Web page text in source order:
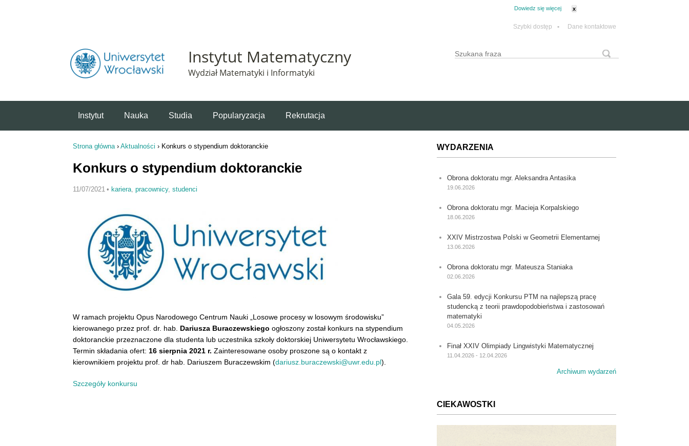
Dowiedz się więcej x
Szybki dostęp • Dane kontaktowe
Instytut Matematyczny
Wydział Matematyki i Informatyki
Formularz wyszukiwania
Wyszukaj
Instytut Nauka Studia Popularyzacja Rekrutacja
Strona główna› Aktualności › Konkurs o stypendium doktoranckie
Konkurs o stypendium doktoranckie
11/07/2021 • kariera, pracownicy, studenci
W ramach projektu Opus Narodowego Centrum Nauki „Losowe procesy w losowym środowisku”
kierowanego przez prof. dr. hab. Dariusza Buraczewskiego ogłoszony został konkurs na stypendium
doktoranckie przeznaczone dla studenta lub uczestnika szkoły doktorskiej Uniwersytetu Wrocławskiego.
Termin składania ofert: 16 sierpnia 2021 r. Zainteresowane osoby proszone są o kontakt z
kierownikiem projektu prof. dr hab. Dariuszem Buraczewskim (dariusz.buraczewski@uwr.edu.pl).
Szczegóły konkursu
WYDARZENIA
Obrona doktoratu mgr. Aleksandra Antasika
19.06.2026
Obrona doktoratu mgr. Macieja Korpalskiego
18.06.2026
XXIV Mistrzostwa Polski w Geometrii Elementarnej
13.06.2026
Obrona doktoratu mgr. Mateusza Staniaka
02.06.2026
Gala 59. edycji Konkursu PTM na najlepszą pracę
studencką z teorii prawdopodobieństwa i zastosowań
matematyki
04.05.2026
Finał XXIV Olimpiady Lingwistyki Matematycznej
11.04.2026 - 12.04.2026
Archiwum wydarzeń
CIEKAWOSTKI